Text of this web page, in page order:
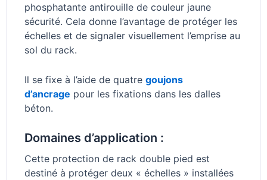
phosphatante antirouille de couleur jaune
sécurité. Cela donne l’avantage de protéger les
échelles et de signaler visuellement l’emprise au
sol du rack.
Il se fixe à l’aide de quatre goujons
d’ancrage pour les fixations dans les dalles
béton.
Domaines d’application :
Cette protection de rack double pied est
destiné à protéger deux « échelles » installées